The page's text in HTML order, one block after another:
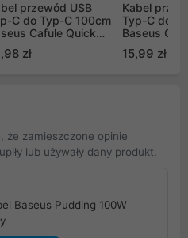
przewód USB
C do Typ-C 100cm
Cafule Quick
PD 2.0 z obsługą
zł
Kabel
Typ-C do
Baseus
3A, PD 2.0
15,99 zł
że zamieszczone opinie
lub używały dany produkt.
Baseus Pudding 100W